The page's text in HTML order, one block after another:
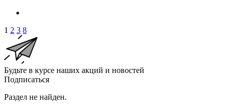
1 2 3 8
Будьте в курсе наших акций и новостей
Подписаться
Раздел не найден.